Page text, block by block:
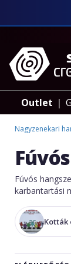
Outlet
Nagyzenekari
Fúvós
karbantartási
Kották